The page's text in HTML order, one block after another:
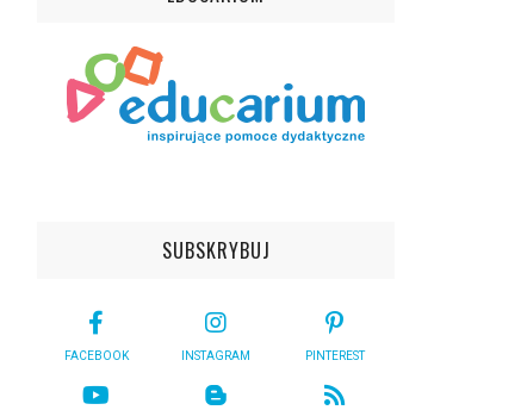
SUBSKRYBUJ
FACEBOOK INSTAGRAM PINTEREST